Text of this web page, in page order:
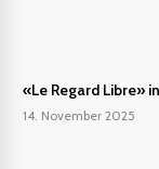
«Le Regard Libre»
14. November 2025